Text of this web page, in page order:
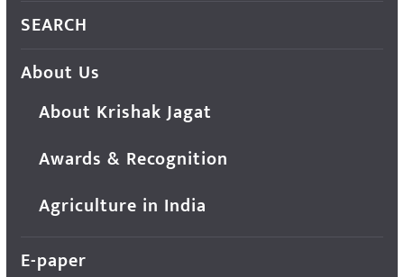
SEARCH
About Us
About Krishak Jagat
Awards & Recognition
Agriculture in India
E-paper